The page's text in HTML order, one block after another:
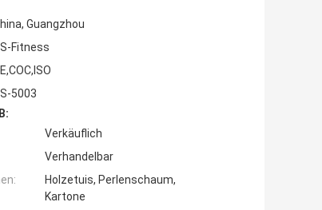
Guangzhou
Fitness
5003
Verkäuflich
Verhandelbar
Holzetuis, Perlenschaum,
Kartone